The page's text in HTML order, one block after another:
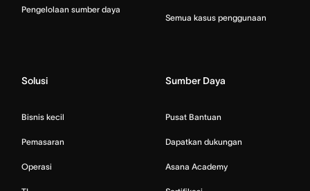
Pengelolaan sumber daya
Semua kasus penggunaan
Solusi
Bisnis kecil
Pemasaran
Operasi
Sumber Daya
Pusat Bantuan
Dapatkan dukungan
Asana Academy